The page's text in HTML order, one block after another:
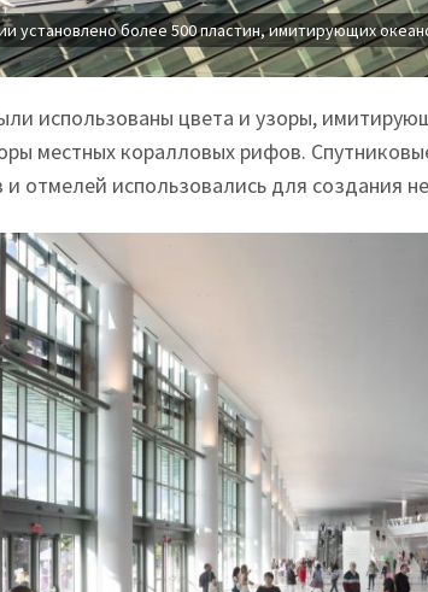
установлено более 500 пластин, имитирующих
использованы цвета и узоры,
местных коралловых рифов.
и отмелей использовались для создания